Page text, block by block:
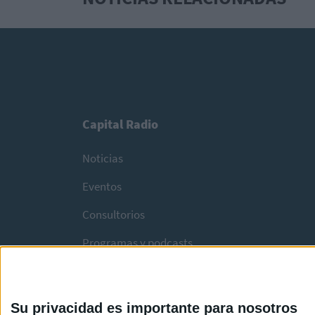
Su privacidad es importante para nosotros
Capital Radio
Noticias
Eventos
Consultorios
Programas y podcasts